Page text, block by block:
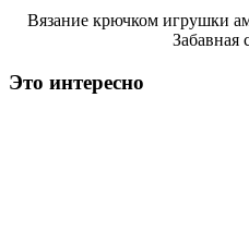
Вязание крючком игрушки
Забавная
Это интересно